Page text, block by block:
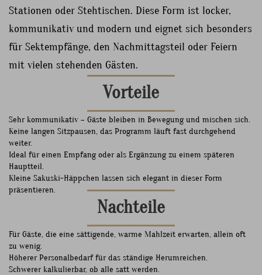
Stationen oder Stehtischen. Diese Form ist locker,
kommunikativ und modern und eignet sich besonders
für Sektempfänge, den Nachmittagsteil oder Feiern
mit vielen stehenden Gästen.
Vorteile
Sehr kommunikativ – Gäste bleiben in Bewegung und mischen sich.
Keine langen Sitzpausen, das Programm läuft fast durchgehend
weiter.
Ideal für einen Empfang oder als Ergänzung zu einem späteren
Hauptteil.
Kleine Sakuski-Häppchen lassen sich elegant in dieser Form
präsentieren.
Nachteile
Für Gäste, die eine sättigende, warme Mahlzeit erwarten, allein oft
zu wenig.
Höherer Personalbedarf für das ständige Herumreichen.
Schwerer kalkulierbar, ob alle satt werden.